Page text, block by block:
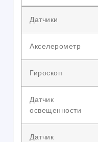
Датчики
Акселерометр
Гироскоп
Датчик
освещенности
Датчик